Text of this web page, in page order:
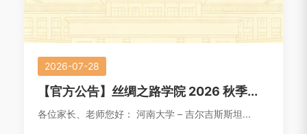
2026-07-28
【官方公告】丝绸之路学院 2026 秋季...
各位家长、老师您好： 河南大学 – 吉尔吉斯斯坦...